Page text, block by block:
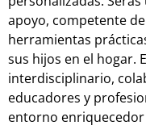
apoyo, competente
herramientas
sus hijos en el hogar.
interdisciplinario,
educadores y
entorno